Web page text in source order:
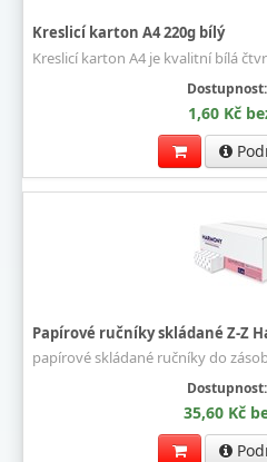
Kreslicí karton A4 220g bílý
Kreslicí karton A4 je kvalitní bílá
Dostupnost:
1,60 Kč
Papírové ručníky skládané Z-Z
papírové skládané ručníky do
Dostupnost:
35,60 Kč